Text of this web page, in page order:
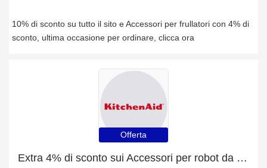
10% di sconto su tutto il sito e Accessori per frullatori con 4% di
sconto, ultima occasione per ordinare, clicca ora
Offerta
Extra 4% di sconto sui Accessori per robot da cucina online